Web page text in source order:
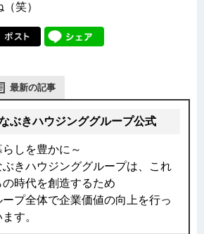
笑）
最新の記事
ぶきハウジンググループ公式
らしを豊かに～
ぶきハウジンググループは、これ
の時代を創造するため
ープ全体で企業価値の向上を行っ
す。